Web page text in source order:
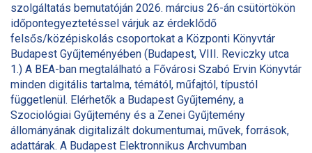
szolgáltatás bemutatóján 2026. március 26-án csütörtökön
időpontegyeztetéssel várjuk az érdeklődő
felsős/középiskolás csoportokat a Központi Könyvtár
Budapest Gyűjteményében (Budapest, VIII. Reviczky utca
1.) A BEA-ban megtalálható a Fővárosi Szabó Ervin Könyvtár
minden digitális tartalma, témától, műfajtól, típustól
függetlenül. Elérhetők a Budapest Gyűjtemény, a
Szociológiai Gyűjtemény és a Zenei Gyűjtemény
állományának digitalizált dokumentumai, művek, források,
adattárak. A Budapest Elektronnikus Archvumban